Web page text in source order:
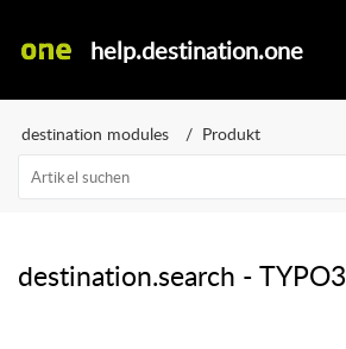
help.destination.one
destination modules Produkt
destination.search - TYPO3